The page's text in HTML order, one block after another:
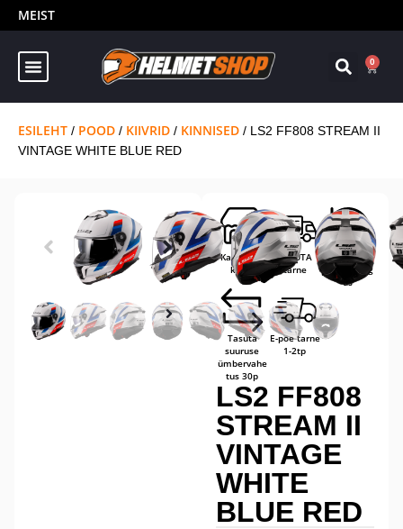
MEIST
0
ESILEHT / POOD / KIIVRID / KINNISED / LS2 FF808 STREAM II
VINTAGE WHITE BLUE RED
Kaupluses
kohal
TASUTA
tarne
14-päevane
tagastusõig
us
Tasuta
suuruse
ümbervahe
tus 30p
E-poe tarne
1-2tp
LS2 FF808
STREAM II
VINTAGE
WHITE
BLUE RED